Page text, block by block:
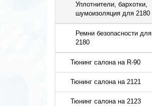
Уплотнители, бархотки,
шумоизоляция для 2180
Ремни безопасности для
2180
Тюнинг салона на R-90
Тюнинг салона на 2121
Тюнинг салона на 2123